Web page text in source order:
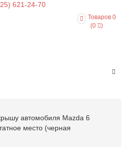
621-24-70
Товаров 0
(0
)
автомобиля Mazda 6
место (черная